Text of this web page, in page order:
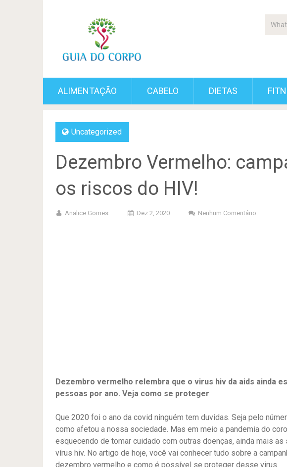
ALIMENTAÇÃO CABELO DIETAS
Uncategorized
Dezembro Vermelho:
os riscos do HIV!
Analice Gomes Dez 2, 2020 Nenhum Comentário
Dezembro vermelho relembra que o virus hiv da aids ainda
pessoas por ano. Veja como se proteger
Que 2020 foi o ano da covid ninguém tem duvidas. Seja pelo
como afetou a nossa sociedade. Mas em meio a pandemia do
esquecendo de tomar cuidado com outras doenças, ainda mais
vírus hiv. No artigo de hoje, você vai conhecer tudo sobre a
dezembro vermelho e como é possível se proteger desse virus.